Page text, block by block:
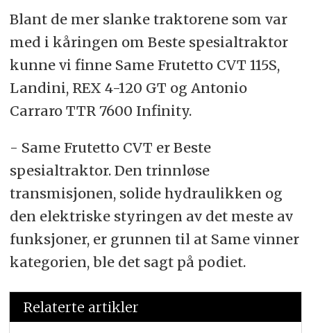
Blant de mer slanke traktorene som var
med i kåringen om Beste spesialtraktor
kunne vi finne Same Frutetto CVT 115S,
Landini, REX 4-120 GT og Antonio
Carraro TTR 7600 Infinity.
- Same Frutetto CVT er Beste
spesialtraktor. Den trinnløse
transmisjonen, solide hydraulikken og
den elektriske styringen av det meste av
funksjoner, er grunnen til at Same vinner
kategorien, ble det sagt på podiet.
Relaterte artikler